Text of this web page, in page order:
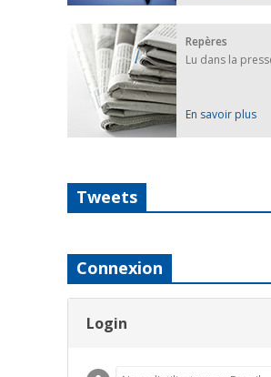
Repères
Lu dans la
En savoir plus
Tweets
Connexion
Login